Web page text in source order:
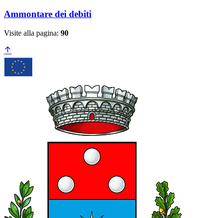
Ammontare dei debiti
Visite alla pagina: 90